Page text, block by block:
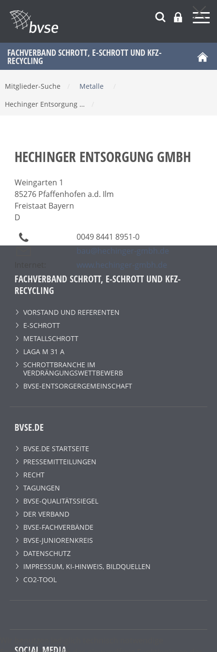
FACHVERBAND SCHROTT, E-SCHROTT UND KFZ-
RECYCLING
Mitglieder-Suche Metalle
Hechinger Entsorgung …
HECHINGER ENTSORGUNG GMBH
Weingarten 1
85276 Pfaffenhofen a.d. Ilm
Freistaat Bayern
D
0049 8441 8951-0
bau@hechinger-gmbh.de
www.hechinger-gmbh.de
FACHVERBAND SCHROTT, E-SCHROTT UND KFZ-
RECYCLING
VORSTAND UND REFERENTEN
E-SCHROTT
METALLSCHROTT
LAGA M 31 A
SCHROTTBRANCHE IM
VERDRÄNGUNGSWETTBEWERB
BVSE-ENTSORGERGEMEINSCHAFT
BVSE.DE
BVSE.DE STARTSEITE
PRESSEMITTEILUNGEN
RECHT
TAGUNGEN
BVSE-QUALITÄTSSIEGEL
DER VERBAND
BVSE-FACHVERBÄNDE
BVSE-JUNIORENKREIS
DATENSCHUTZ
IMPRESSUM, KI-HINWEIS, BILDQUELLEN
CO2-TOOL